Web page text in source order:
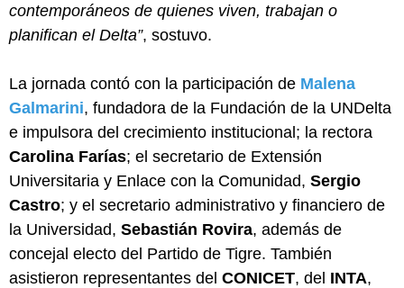
contemporáneos de quienes viven, trabajan o
planifican el Delta”, sostuvo.
La jornada contó con la participación de Malena
Galmarini, fundadora de la Fundación de la UNDelta
e impulsora del crecimiento institucional; la rectora
Carolina Farías; el secretario de Extensión
Universitaria y Enlace con la Comunidad, Sergio
Castro; y el secretario administrativo y financiero de
la Universidad, Sebastián Rovira, además de
concejal electo del Partido de Tigre. También
asistieron representantes del CONICET, del INTA,